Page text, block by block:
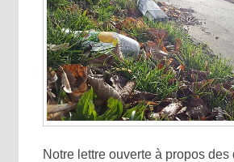
Notre lettre ouverte à propos des